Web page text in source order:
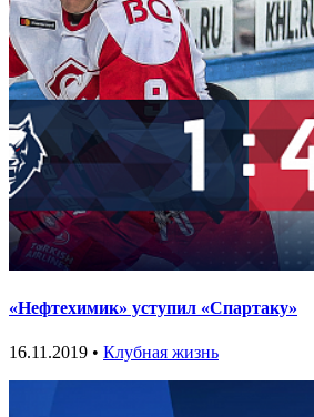
«Нефтехимик» уступил «Спартаку»
16.11.2019 • Клубная жизнь